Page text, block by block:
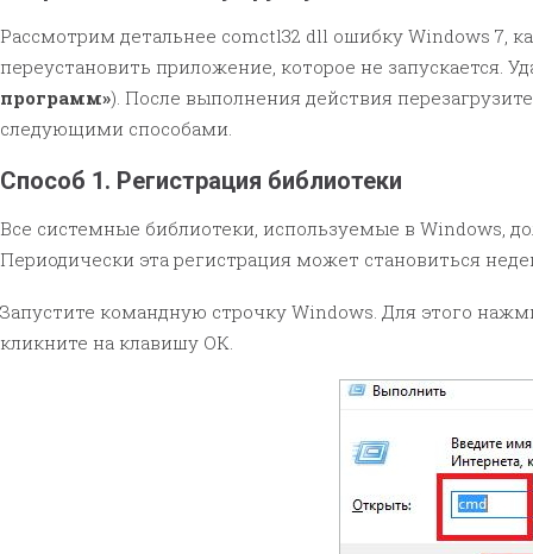
Рассмотрим детальнее comctl32 dll ошибку Windows 7,
переустановить приложение, которое не запускается.
программ»). После выполнения действия
следующими способами.
Способ 1. Регистрация библиотеки
Все системные библиотеки, используемые в Windows,
Периодически эта регистрация может становиться
Запустите командную строчку Windows. Для этого
кликните на клавишу ОК.